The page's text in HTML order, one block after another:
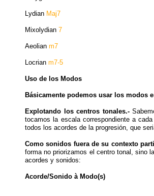
Lydian Maj7
Mixolydian 7
Aeolian m7
Locrian m7-5
Uso de los Modos
Básicamente podemos usar los modos
Explotando los centros tonales.-
tocamos la escala correspondiente a
todos los acordes de la progresión, que
Como sonidos fuera de su contexto
forma no priorizamos el centro tonal, sino
acordes y sonidos:
Acorde/Sonido à Modo(s)